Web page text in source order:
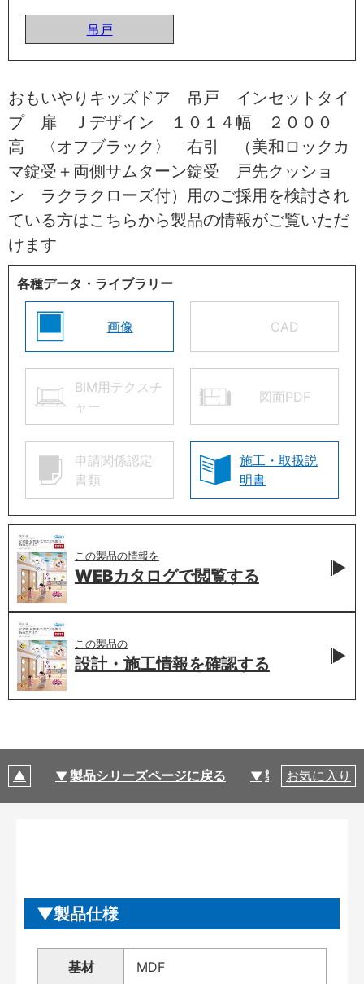
吊戸
おもいやりキッズドア 吊戸 インセットタイ
プ 扉 Ｊデザイン １０１４幅 ２０００
高 〈オフブラック〉 右引 （美和ロックカ
マ錠受＋両側サムターン錠受 戸先クッショ
ン ラクラクローズ付）用のご採用を検討され
ている方はこちらから製品の情報がご覧いただ
けます
各種データ・ライブラリー
画像 CAD
BIM用テクスチ
ャー
図面PDF
申請関係認定
書類
施工・取扱説
明書
この製品の情報を
WEBカタログで閲覧する
この製品の
設計・施工情報を確認する
製品シリーズページに戻る 製品仕様
お気に入り
製品仕様
基材 MDF